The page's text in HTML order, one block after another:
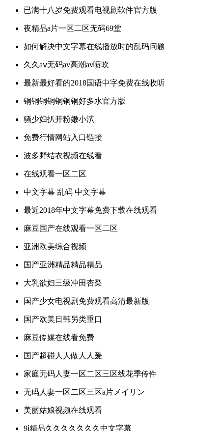
已满十八岁免费观看电视剧软件官方版
夜精品a片一区二区无码69堂
如何解决中文字幕在线播放时的乱码问题
久久aⅴ无码av高潮av喷吹
最新最好看的2018国语中字免费在线收听
铜铜铜铜铜铜铜好多水官方版
骚少妇扒开粉嫩小泬
免费行情网站入口链接
波多野结衣视频在线看
在线观看一区二区
中文字幕 乱码 中文字幕
最近2018年中文字幕免费下载在线观看
麻豆国产在线观看一区二区
亚洲欧美综合视频
国产亚洲精品精品精品
大乳欲妇三级冲田杏梨
国产少女电视剧免费观看高清最新版
国产欧美日韩另类重口
麻豆传媒在线看免费
国产超碰人人做人人爰
家庭无码人妻一区二区三区线花季传件
无码人妻一区二区三区a片メイリン
美丽姑娘视频在线观看
9ⅰ精品久久久久久久久中文字幕